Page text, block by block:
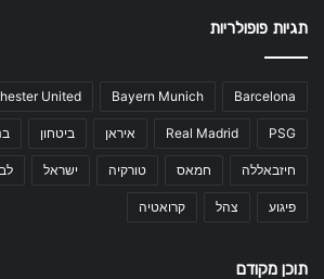
תגיות פופולריות
Barcelona
Bayern Munich
United
PSG
Real Madrid איראן ביטחון
חיזבאללה חמאס טורקיה ישראל
פיגוע צהל קרואטיה
תוכן מקודם